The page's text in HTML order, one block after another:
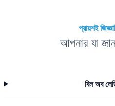
প্রায়শই
আপনার যা
বিল অব